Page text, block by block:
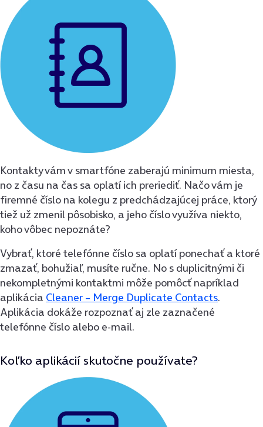
Kontakty vám v smartfóne zaberajú minimum miesta,
no z času na čas sa oplatí ich preriediť. Načo vám je
firemné číslo na kolegu z predchádzajúcej práce, ktorý
tiež už zmenil pôsobisko, a jeho číslo využíva niekto,
koho vôbec nepoznáte?
Vybrať, ktoré telefónne číslo sa oplatí ponechať a ktoré
zmazať, bohužiaľ, musíte ručne. No s duplicitnými či
nekompletnými kontaktmi môže pomôcť napríklad
aplikácia Cleaner – Merge Duplicate Contacts.
Aplikácia dokáže rozpoznať aj zle zaznačené
telefónne číslo alebo e-mail.
Koľko aplikácií skutočne používate?